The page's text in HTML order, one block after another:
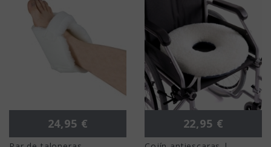
Precio
24,95 € Precio
22,95 €